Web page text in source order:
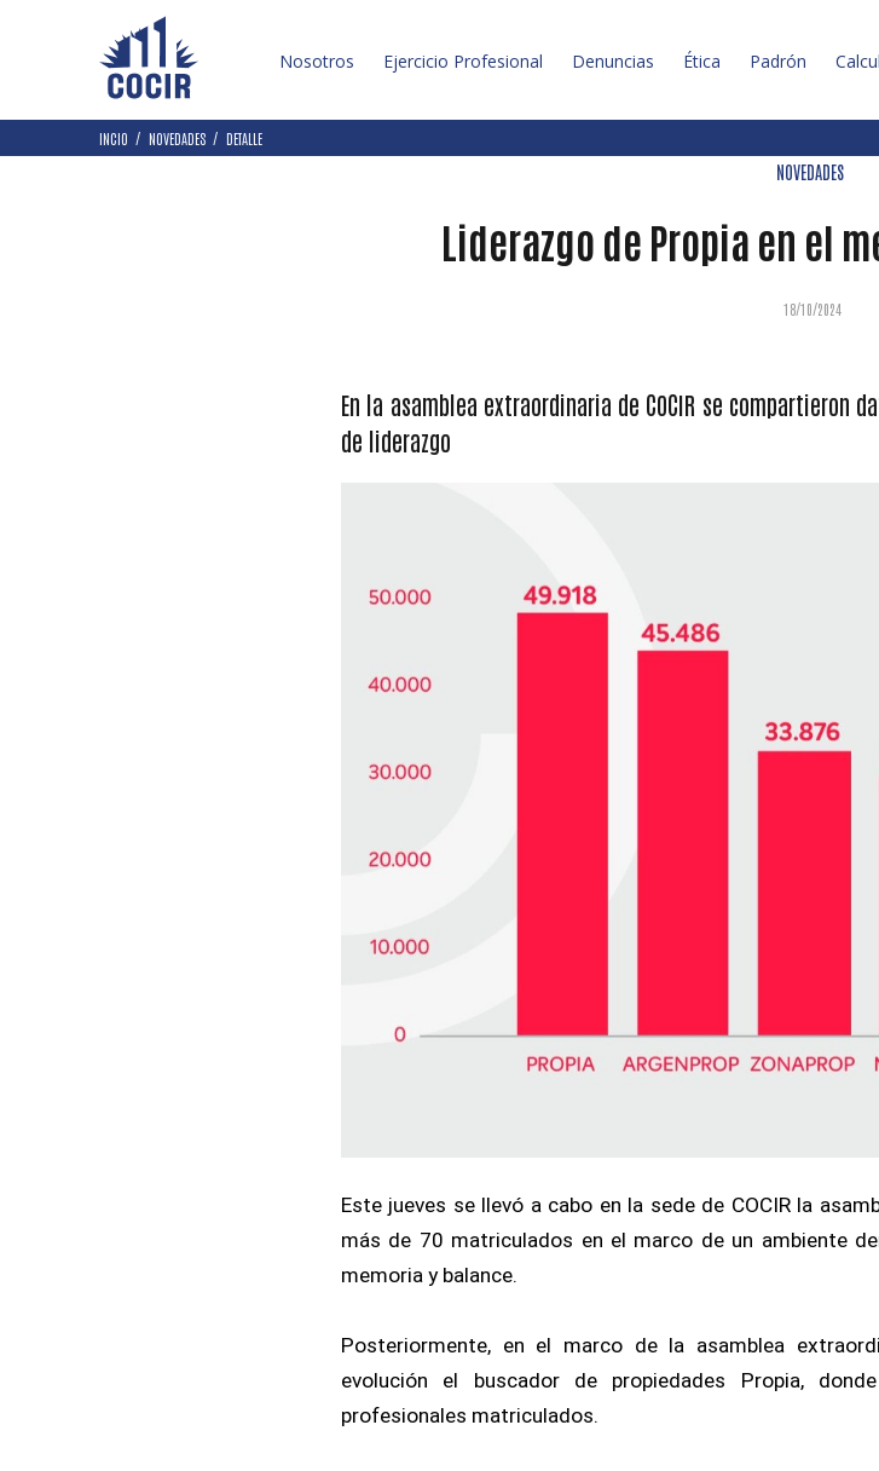
Nosotros Ejercicio Profesional Denuncias Ética Padrón
INCIO NOVEDADES DETALLE
NOVEDADES
Liderazgo de Propia en el
18/10/2024
En la asamblea extraordinaria de COCIR se compartieron
de liderazgo
Este jueves se llevó a cabo en la sede de COCIR la
más de 70 matriculados en el marco de un ambiente
memoria y balance.
Posteriormente, en el marco de la asamblea
evolución el buscador de propiedades Propia,
profesionales matriculados.